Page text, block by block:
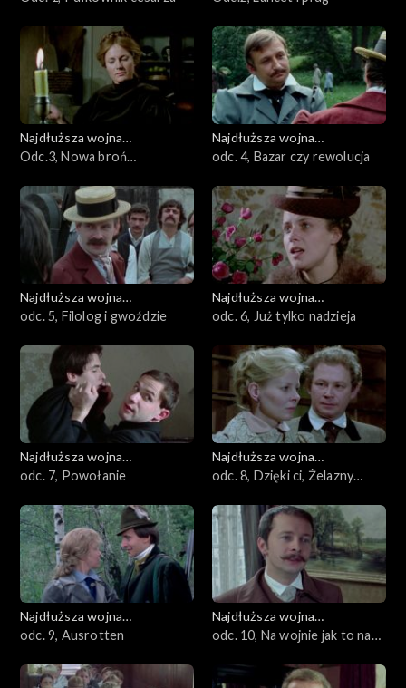
Najdłuższa wojna
nowoczesnej Europy
Odc.3, Nowa broń
Najdłuższa wojna
nowoczesnej Europy
odc. 4, Bazar czy rewolucja
Najdłuższa wojna
nowoczesnej Europy
odc. 5, Filolog i gwoździe
Najdłuższa wojna
nowoczesnej Europy
odc. 6, Już tylko nadzieja
Najdłuższa wojna
nowoczesnej Europy
odc. 7, Powołanie
Najdłuższa wojna
nowoczesnej Europy
odc. 8, Dzięki ci, Żelazny
Najdłuższa wojna
nowoczesnej Europy
odc. 9, Ausrotten
Najdłuższa wojna
nowoczesnej Europy
odc. 10, Na wojnie jak to na